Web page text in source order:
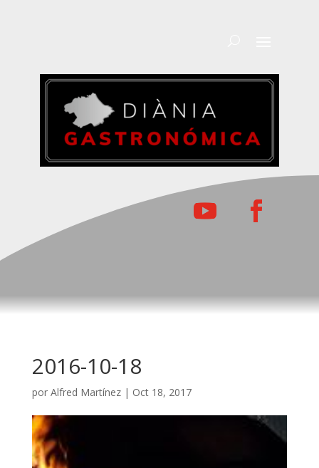
2016-10-18
por Alfred Martínez| Oct 18, 2017